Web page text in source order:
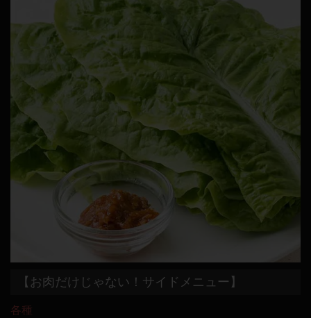
【お肉だけじゃない！サイドメニュー】
各種